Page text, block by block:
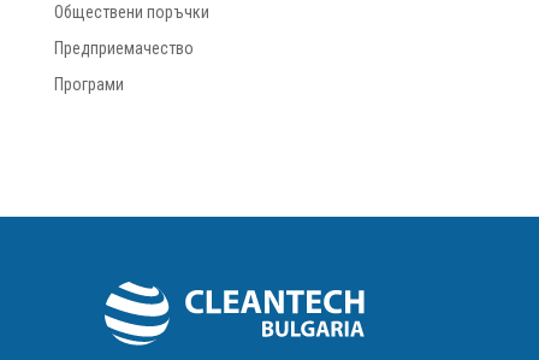
Обществени поръчки
Предприемачество
Програми